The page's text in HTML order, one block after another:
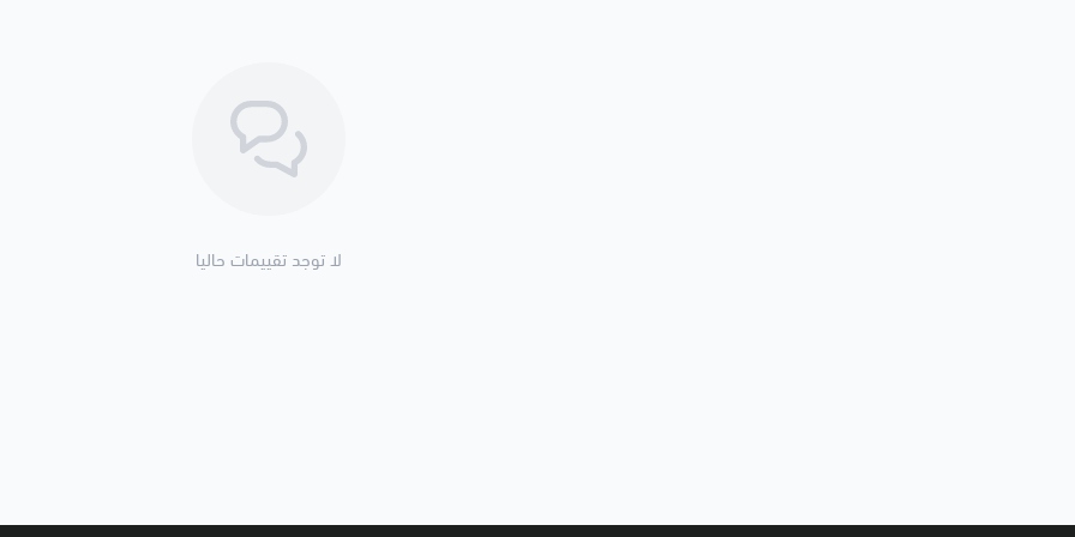
أثناء إعادة بناء المحرك
🧾 التفاصيللا توجد تقييمات حاليا